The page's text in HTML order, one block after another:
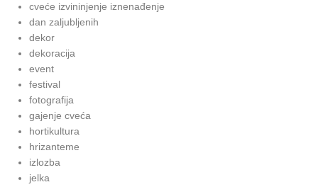
cveće izvininjenje iznenađenje
dan zaljubljenih
dekor
dekoracija
event
festival
fotografija
gajenje cveća
hortikultura
hrizanteme
izlozba
jelka